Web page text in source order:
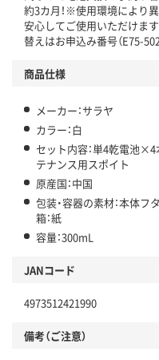
約3カ月！※使用環境により
安心してご使用いただけま
替えはお申込み番号（E75-
商品仕様
メーカー：サラヤ
カラー：白
セット内容：単4乾電池×4
テナンス用スポイト
原産国：中国
包装・容器の素材：本体フタ
箱：紙
容量：300mL
JANコード
4973512421990
備考（ご注意）